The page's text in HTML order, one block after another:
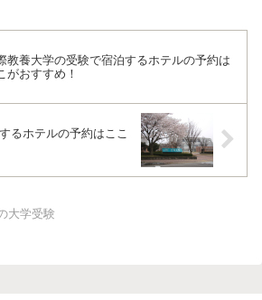
教養大学の受験で宿泊するホテルの予約は
がおすすめ！
るホテルの予約はここ
大学受験